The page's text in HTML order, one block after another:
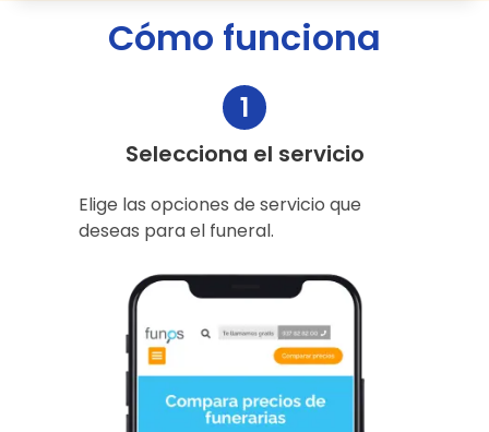
Cómo funciona
1
Selecciona el servicio
Elige las opciones de servicio que
deseas para el funeral.